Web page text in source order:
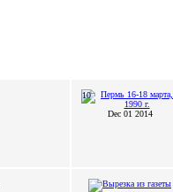
10
Dec 01 2014